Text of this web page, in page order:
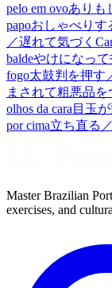
pelo em ovoありも
papoおしゃべりす
／遅れて気づく
baldeやけになっ
fogo太鼓判を押す
まされて粗悪品
olhos da cara 目玉
por cima立ち直る
Master Brazilian
exercises, and